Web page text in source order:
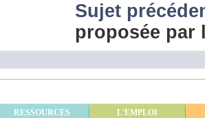
Sujet
proposée
RESSOURCES L'EMPLOI